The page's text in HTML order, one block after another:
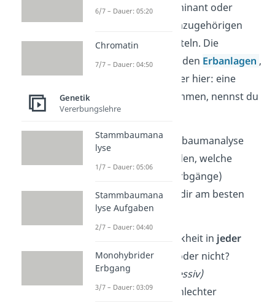
gonosomal und dominant oder
rezessiv – und die dazugehörigen
Genotypen
zu ermitteln. Die
Kombination aus beiden Erbanlagen ,
die ein Merkmal (oder hier: eine
Erbkrankheit) bestimmen, nennst du
Genotyp.
Um bei einer Stammbaumanalyse
Übung herauszufinden, welche
Vererbungsarten (Erbgänge)
vorliegen, stellst du dir am besten
immer zwei Fragen:
Tritt die Erbkrankheit in jeder
Generation auf oder nicht?
(dominant / rezessiv)
Sindbeide Geschlechter
6/7 – Dauer: 05:20
Chromatin
7/7 – Dauer: 04:50
Genetik
Vererbungslehre
Stammbaumana
lyse
1/7 – Dauer: 05:06
Stammbaumana
lyse Aufgaben
2/7 – Dauer: 04:40
Monohybrider
Erbgang
3/7 – Dauer: 03:09